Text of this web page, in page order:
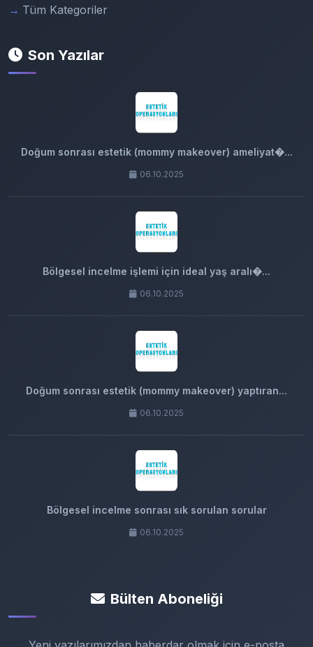
Tüm Kategoriler
Son Yazılar
Doğum sonrası estetik (mommy makeover) ameliyat�...
06.10.2025
Bölgesel incelme işlemi için ideal yaş aralı�...
06.10.2025
Doğum sonrası estetik (mommy makeover) yaptıran...
06.10.2025
Bölgesel incelme sonrası sık sorulan sorular
06.10.2025
Bülten Aboneliği